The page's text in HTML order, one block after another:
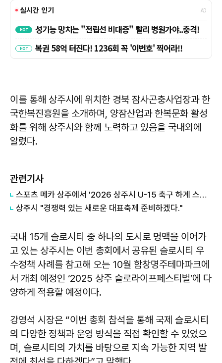
이를 통해 상주시에 위치한 경북 잠사곤충사업장과 한
국한복진흥원을 소개하며, 양잠산업과 한복문화 활성
화를 위해 상주시와 함께 노력하고 있음을 국내외에
알렸다.
관련기사
스포츠 메카 상주에서 '2026 상주시 U-15 축구 하계 스토브리그' 개최
상주시 "경쟁력 있는 새로운 대표축제 준비하겠다."
국내 15개 슬로시티 중 하나의 도시로 명맥을 이어가
고 있는 상주시는 이번 총회에서 공유된 슬로시티 우
수정책 사례를 참고해 오는 10월 함창명주테마파크에
서 개최 예정인 ‘2025 상주 슬로라이프페스티벌’에 다
양하게 적용할 예정이다.
강영석 시장은 “이번 총회 참석을 통해 국제 슬로시티
의 다양한 정책과 운영 방식을 직접 확인할 수 있었으
며, 슬로시티의 가치를 바탕으로 지속 가능한 지역 발